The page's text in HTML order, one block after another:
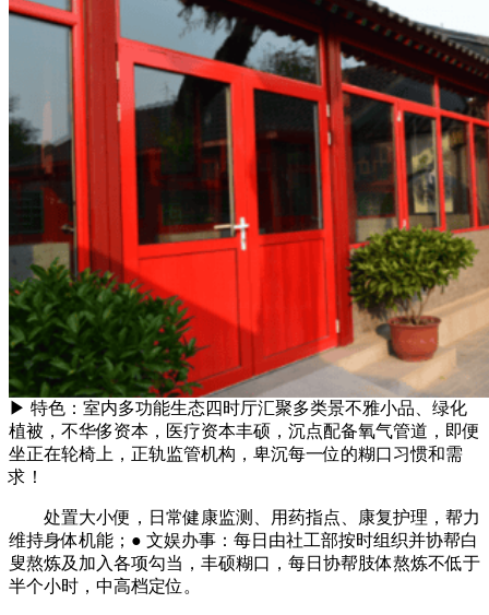
▶ 特色：室内多功能生态四时厅汇聚多类景不雅小品、绿化
植被，不华侈资本，医疗资本丰硕，沉点配备氧气管道，即便
坐正在轮椅上，正轨监管机构，卑沉每一位的糊口习惯和需
求！
处置大小便，日常健康监测、用药指点、康复护理，帮力
维持身体机能；● 文娱办事：每日由社工部按时组织并协帮白
叟熬炼及加入各项勾当，丰硕糊口，每日协帮肢体熬炼不低于
半个小时，中高档定位。